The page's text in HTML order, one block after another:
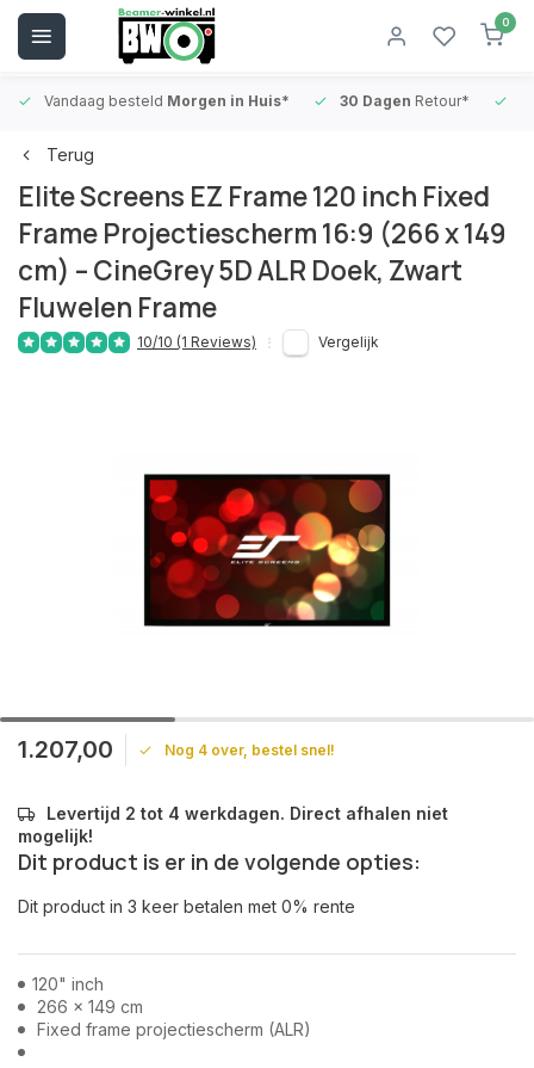
0
Vandaag besteld Morgen in Huis* 30 Dagen Retour*
Terug
Elite Screens EZ Frame 120 inch Fixed
Frame Projectiescherm 16:9 (266 x 149
cm) – CineGrey 5D ALR Doek, Zwart
Fluwelen Frame
10/10 (1 Reviews) Vergelijk
1.207,00 Nog 4 over, bestel snel!
Levertijd 2 tot 4 werkdagen. Direct afhalen niet
mogelijk!
Dit product is er in de volgende opties:
Dit product in 3 keer betalen met 0% rente
120" inch
266 x 149 cm
Fixed frame projectiescherm (ALR)